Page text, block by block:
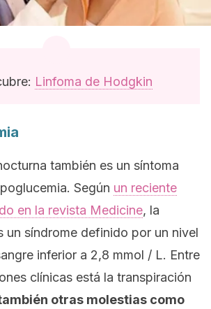
Linfoma de Hodgkin
también es un síntoma
Según un reciente
en la revista Medicine, la
un síndrome definido por un nivel
inferior a 2,8 mmol / L. Entre
clínicas está la transpiración
otras molestias como